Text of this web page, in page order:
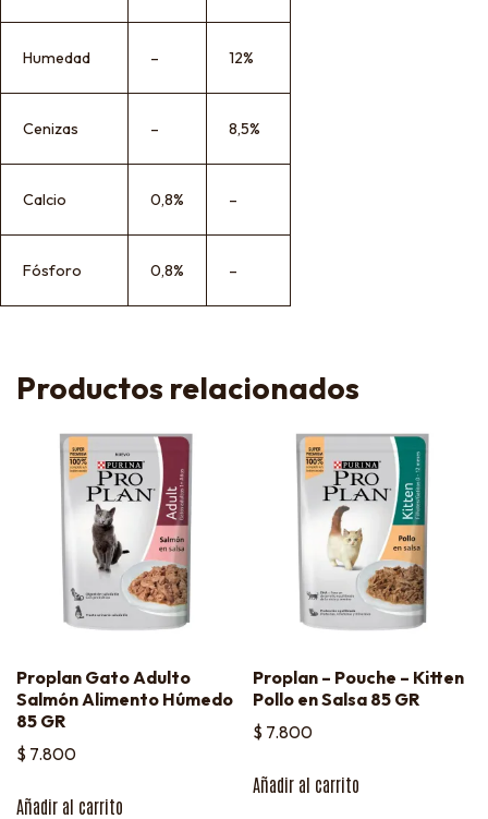
Humedad – 12%
Cenizas – 8,5%
Calcio 0,8% –
Fósforo 0,8% –
Productos relacionados
Proplan Gato Adulto
Salmón Alimento Húmedo
85 GR
$ 7.800
Añadir al carrito
Proplan – Pouche – Kitten
Pollo en Salsa 85 GR
$ 7.800
Añadir al carrito